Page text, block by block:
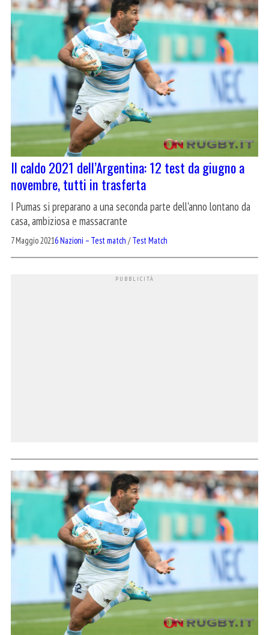
Il caldo 2021 dell’Argentina: 12 test da giugno a
novembre, tutti in trasferta
I Pumas si preparano a una seconda parte dell'anno lontano da
casa, ambiziosa e massacrante
7 Maggio 20216 Nazioni – Test match /Test Match